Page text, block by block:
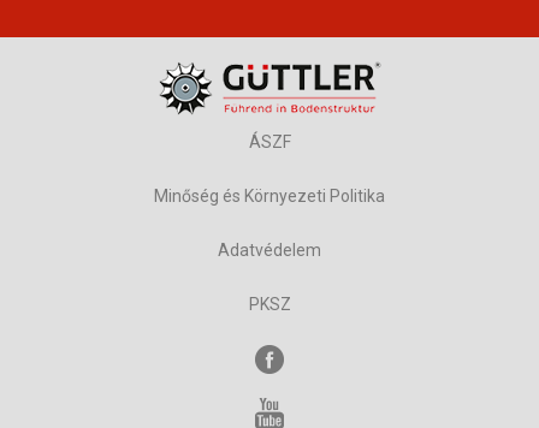
ÁSZF
Minőség és Környezeti Politika
Adatvédelem
PKSZ